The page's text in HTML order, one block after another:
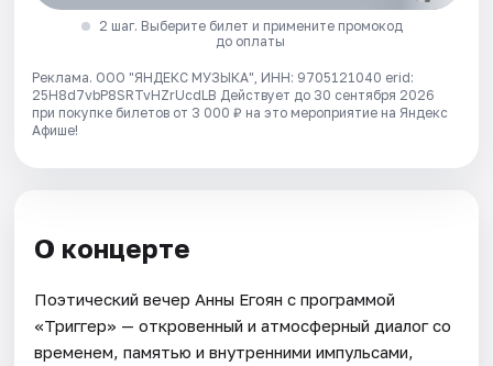
2 шаг. Выберите билет и примените промокод
до оплаты
Реклама. ООО "ЯНДЕКС МУЗЫКА", ИНН: 9705121040 erid:
25H8d7vbP8SRTvHZrUcdLB Действует до 30 сентября 2026
при покупке билетов от 3 000 ₽ на это мероприятие на Яндекс
Афише!
О концерте
Поэтический вечер Анны Егоян с программой
«Триггер» — откровенный и атмосферный диалог со
временем, памятью и внутренними импульсами,